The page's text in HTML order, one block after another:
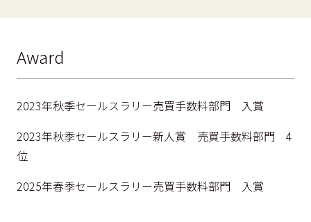
Award
2023年秋季セールスラリー売買手数料部門 入賞
2023年秋季セールスラリー新人賞 売買手数料部門 4
位
2025年春季セールスラリー売買手数料部門 入賞